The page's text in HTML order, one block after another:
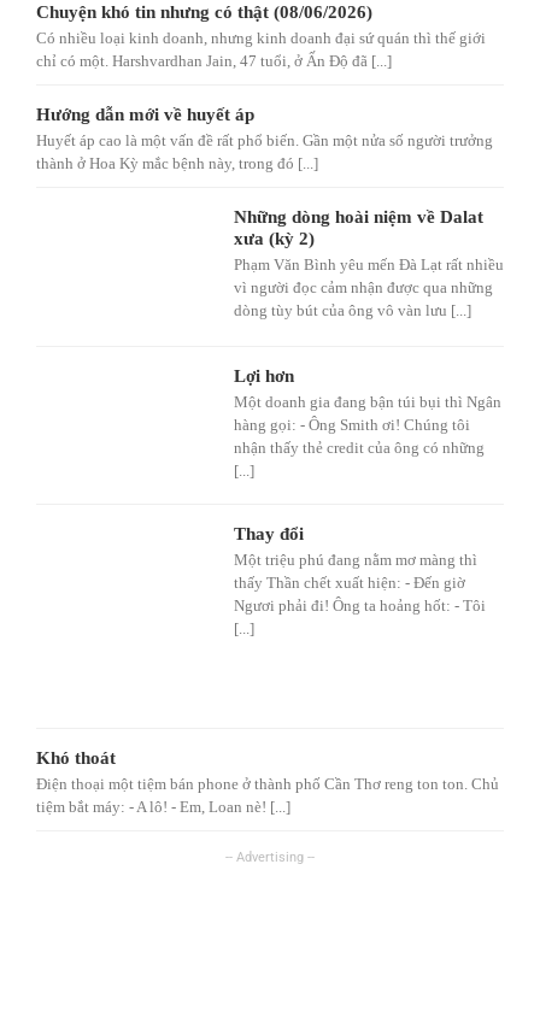
Chuyện khó tin nhưng có thật (08/06/2026)
Có nhiều loại kinh doanh, nhưng kinh doanh đại sứ quán thì thế giới
chỉ có một. Harshvardhan Jain, 47 tuổi, ở Ấn Độ đã [...]
Hướng dẫn mới về huyết áp
Huyết áp cao là một vấn đề rất phổ biến. Gần một nửa số người trưởng
thành ở Hoa Kỳ mắc bệnh này, trong đó [...]
Những dòng hoài niệm về Dalat
xưa (kỳ 2)
Phạm Văn Bình yêu mến Đà Lạt rất nhiều
vì người đọc cảm nhận được qua những
dòng tùy bút của ông vô vàn lưu [...]
Lợi hơn
Một doanh gia đang bận túi bụi thì Ngân
hàng gọi: - Ông Smith ơi! Chúng tôi
nhận thấy thẻ credit của ông có những
[...]
Thay đổi
Một triệu phú đang nằm mơ màng thì
thấy Thần chết xuất hiện: - Đến giờ
Ngươi phải đi! Ông ta hoảng hốt: - Tôi
[...]
Khó thoát
Điện thoại một tiệm bán phone ở thành phố Cần Thơ reng ton ton. Chủ
tiệm bắt máy: - A lô! - Em, Loan nè! [...]